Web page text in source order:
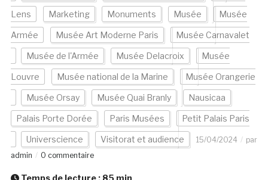
Lens Marketing Monuments Musée Musée
Armée Musée Art Moderne Paris Musée Carnavalet
Musée de l'Armée Musée Delacroix Musée
Louvre Musée national de la Marine Musée Orangerie
Musée Orsay Musée Quai Branly Nausicaa
Palais Porte Dorée Paris Musées Petit Palais Paris
Universcience Visitorat et audience 15/04/2024
par
admin
0 commentaire